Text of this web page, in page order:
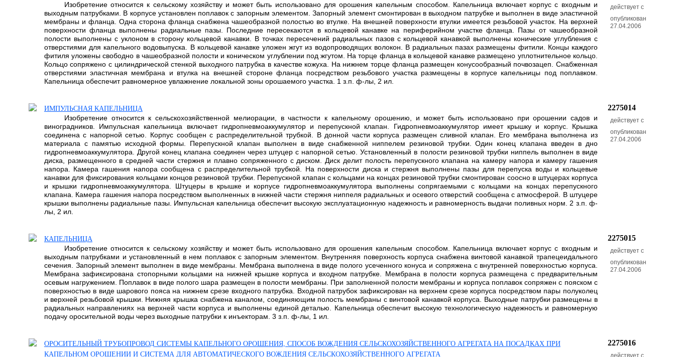
Изобретение относится к сельскому хозяйству и может быть использовано для орошения капельным способом. Капельница включает корпус с входным и
выходным патрубками. В корпусе установлен поплавок с запорным элементом. Запорный элемент смонтирован в выходном патрубке и выполнен в виде эластичной
мембраны и фланца. Одна сторона фланца снабжена чашеобразной полостью во втулке. На внешней поверхности втулки имеется резьбовой участок. На верхней
поверхности фланца выполнены радиальные пазы. Последние пересекаются в кольцевой канавке на периферийном участке фланца. Пазы от чашеобразной
полости выполнены с уклоном в сторону кольцевой канавки. В точках пересечений радиальных пазов с кольцевой канавкой выполнены конические углубления с
отверстиями для капельного водовыпуска. В кольцевой канавке уложен жгут из водопроводящих волокон. В радиальных пазах размещены фитили. Концы каждого
фитиля уложены свободно в чашеобразной полости и коническом углублении под жгутом. На торце фланца в кольцевой канавке размещено уплотнительное кольцо.
Кольцо сопряжено с цилиндрической стенкой выходного патрубка в качестве кожуха. На нижнем торце фланца размещен конусообразный почвозацеп. Снабженная
отверстиями эластичная мембрана и втулка на внешней стороне фланца посредством резьбового участка размещены в корпусе капельницы под поплавком.
Капельница обеспечит равномерное увлажнение локальной зоны орошаемого участка. 1 з.п. ф-лы, 2 ил.
действует с
опубликован
27.04.2006
ИМПУЛЬСНАЯ КАПЕЛЬНИЦА
Изобретение относится к сельскохозяйственной мелиорации, в частности к капельному орошению, и может быть использовано при орошении садов и
виноградников. Импульсная капельница включает гидропневмоаккумулятор и перепускной клапан. Гидропневмоаккумулятор имеет крышку и корпус. Крышка
соединена с напорной сетью. Корпус сообщен с распределительной трубкой. В донной части корпуса размещен сливной клапан. Его мембрана выполнена из
материала с памятью исходной формы. Перепускной клапан выполнен в виде снабженной ниппелем резиновой трубки. Один конец клапана введен в дно
гидропневмоаккумулятора. Другой конец клапана соединен через штуцер с напорной сетью. Установленный в полости резиновой трубки ниппель выполнен в виде
диска, размещенного в средней части стержня и плавно сопряженного с диском. Диск делит полость перепускного клапана на камеру напора и камеру гашения
напора. Камера гашения напора сообщена с распределительной трубкой. На поверхности диска и стержня выполнены пазы для перепуска воды и кольцевые
канавки для фиксирования кольцами концов резиновой трубки. Перепускной клапан с кольцами на концах резиновой трубки смонтирован соосно в штуцерах корпуса
и крышки гидропневмоаккумулятора. Штуцеры в крышке и корпусе гидропневмоаккумулятора выполнены сопрягаемыми с кольцами на концах перепускного
клапана. Камера гашения напора посредством выполненных в нижней части стержня ниппеля радиальных и осевого отверстий сообщена с атмосферой. В штуцере
крышки выполнены радиальные пазы. Импульсная капельница обеспечит высокую эксплуатационную надежность и равномерность выдачи поливных норм. 2 з.п. ф-
лы, 2 ил.
2275014
действует с
опубликован
27.04.2006
КАПЕЛЬНИЦА
Изобретение относится к сельскому хозяйству и может быть использовано для орошения капельным способом. Капельница включает корпус с входным и
выходным патрубками и установленный в нем поплавок с запорным элементом. Внутренняя поверхность корпуса снабжена винтовой канавкой трапецеидального
сечения. Запорный элемент выполнен в виде мембраны. Мембрана выполнена в виде полого усеченного конуса и сопряжена с внутренней поверхностью корпуса.
Мембрана зафиксирована стопорными кольцами на нижней крышке корпуса и входном патрубке. Мембрана в полости корпуса размещена с предварительным
осевым нагружением. Поплавок в виде полого шара размещен в полости мембраны. При заполненной полости мембраны и корпуса поплавок сопряжен с пояском с
поверхностью в виде шарового пояса на нижнем срезе входного патрубка. Входной патрубок зафиксирован на верхнем срезе корпуса посредством пары полуколец
и верхней резьбовой крышки. Нижняя крышка снабжена каналом, соединяющим полость мембраны с винтовой канавкой корпуса. Выходные патрубки размещены в
радиальных направлениях на верхней части корпуса и выполнены единой деталью. Капельница обеспечит высокую технологическую надежность и равномерную
подачу оросительной воды через выходные патрубки к инъекторам. 3 з.п. ф-лы, 1 ил.
2275015
действует с
опубликован
27.04.2006
ОРОСИТЕЛЬНЫЙ ТРУБОПРОВОД СИСТЕМЫ КАПЕЛЬНОГО ОРОШЕНИЯ, СПОСОБ ВОЖДЕНИЯ СЕЛЬСКОХОЗЯЙСТВЕННОГО АГРЕГАТА НА ПОСАДКАХ ПРИ
КАПЕЛЬНОМ ОРОШЕНИИ И СИСТЕМА ДЛЯ АВТОМАТИЧЕСКОГО ВОЖДЕНИЯ СЕЛЬСКОХОЗЯЙСТВЕННОГО АГРЕГАТА
2275016
действует с